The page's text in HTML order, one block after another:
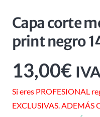
Capa corte
print negro
13,00€
Si eres PROFESIONAL
EXCLUSIVAS. ADEMÁS